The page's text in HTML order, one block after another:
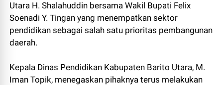
Utara H. Shalahuddin bersama Wakil Bupati Felix
Soenadi Y. Tingan yang menempatkan sektor
pendidikan sebagai salah satu prioritas pembangunan
daerah.
Kepala Dinas Pendidikan Kabupaten Barito Utara, M.
Iman Topik, menegaskan pihaknya terus melakukan